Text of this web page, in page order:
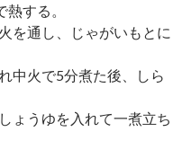
する。
を通し、じゃがいもとに
中火で5分煮た後、しら
ょうゆを入れて一煮立ち